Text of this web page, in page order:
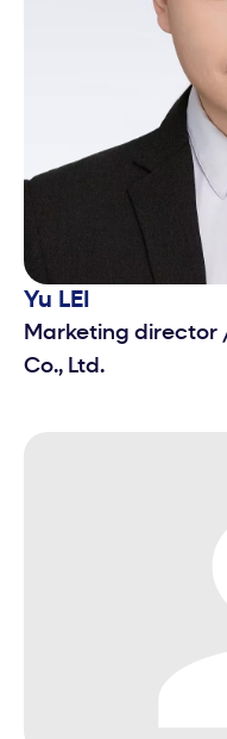
Yu LEI
Marketing director
Co., Ltd.